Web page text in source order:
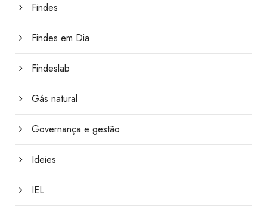
Findes
Findes em Dia
Findeslab
Gás natural
Governança e gestão
Ideies
IEL